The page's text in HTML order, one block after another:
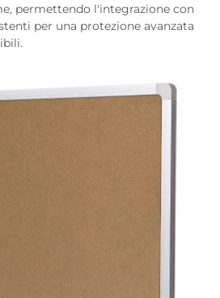
permettendo l'integrazione con
per una protezione avanzata